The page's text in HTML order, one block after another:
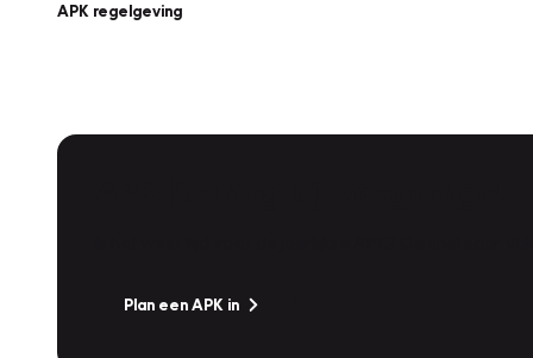
APK regelgeving
Plan een APK in